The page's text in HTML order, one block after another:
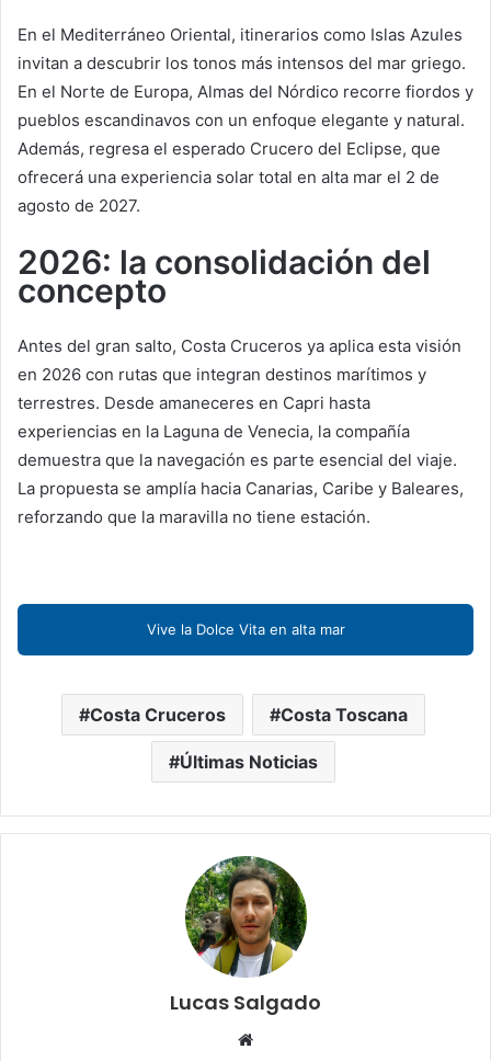
En el Mediterráneo Oriental, itinerarios como Islas Azules
invitan a descubrir los tonos más intensos del mar griego.
En el Norte de Europa, Almas del Nórdico recorre fiordos y
pueblos escandinavos con un enfoque elegante y natural.
Además, regresa el esperado Crucero del Eclipse, que
ofrecerá una experiencia solar total en alta mar el 2 de
agosto de 2027.
2026: la consolidación del
concepto
Antes del gran salto, Costa Cruceros ya aplica esta visión
en 2026 con rutas que integran destinos marítimos y
terrestres. Desde amaneceres en Capri hasta
experiencias en la Laguna de Venecia, la compañía
demuestra que la navegación es parte esencial del viaje.
La propuesta se amplía hacia Canarias, Caribe y Baleares,
reforzando que la maravilla no tiene estación.
Vive la Dolce Vita en alta mar
Costa Cruceros Costa Toscana
Últimas Noticias
Lucas Salgado
Sitio